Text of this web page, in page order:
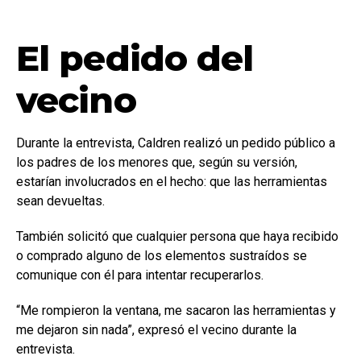
El pedido del
vecino
Durante la entrevista, Caldren realizó un pedido público a
los padres de los menores que, según su versión,
estarían involucrados en el hecho: que las herramientas
sean devueltas.
También solicitó que cualquier persona que haya recibido
o comprado alguno de los elementos sustraídos se
comunique con él para intentar recuperarlos.
“Me rompieron la ventana, me sacaron las herramientas y
me dejaron sin nada”, expresó el vecino durante la
entrevista.